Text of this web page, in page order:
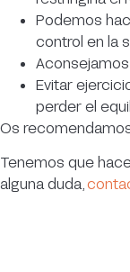
Podemos
control en la
Evitar
perder el
Os
Tenemos que
alguna duda,